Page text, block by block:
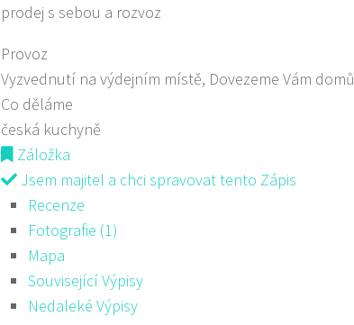
prodej s sebou a rozvoz
Provoz
Vyzvednutí na výdejním místě, Dovezeme Vám domů
Co děláme
česká kuchyně
Záložka
Jsem majitel a chci spravovat tento Zápis
Recenze
Fotografie (1)
Mapa
Související Výpisy
Nedaleké Výpisy